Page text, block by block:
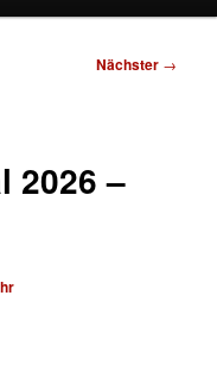
Nächster →
2026 –